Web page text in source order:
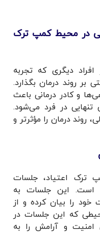
در محیط کمپ ترک
دیگری که تجربه
بر روند درمان بگذارد.
و کادر درمانی باعث
در فرد می‌شود.
درمان را مؤثرتر و
ترک اعتیاد، جلسات
است. این جلسات به
را بیان کرده و از
که این جلسات در
امنیت و آرامش را به